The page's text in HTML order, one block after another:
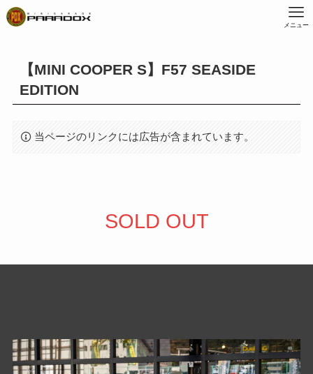
メニュー
【MINI COOPER S】F57 SEASIDE
EDITION
当ページのリンクには広告が含まれています。
SOLD OUT